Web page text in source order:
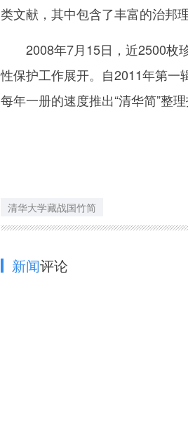
类文献，其中包含了丰富的治邦理
2008年7月15日，近2500枚
性保护工作展开。自2011年第一
每年一册的速度推出“清华简”整
清华大学藏战国竹简
新闻评论